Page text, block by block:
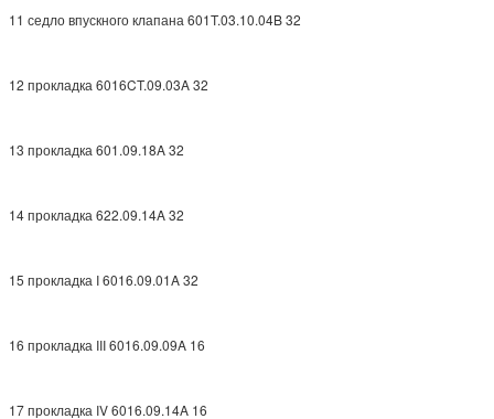
11 седло впускного клапана 601T.03.10.04B 32
12 прокладка 6016CT.09.03A 32
13 прокладка 601.09.18A 32
14 прокладка 622.09.14A 32
15 прокладка I 6016.09.01A 32
16 прокладка III 6016.09.09A 16
17 прокладка IV 6016.09.14A 16